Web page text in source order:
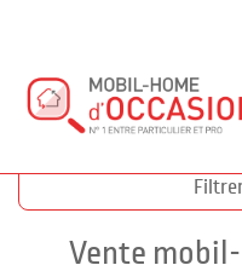
Acheter Annonces
Vente